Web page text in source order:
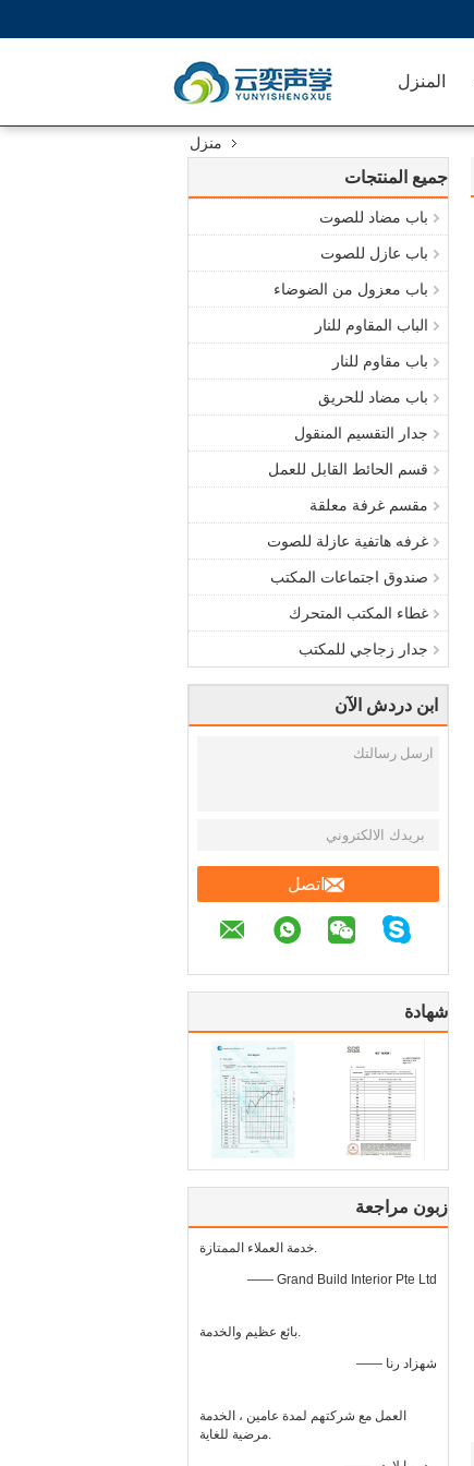
المنزل
منزل
جميع المنتجات
باب مضاد للصوت
باب عازل للصوت
باب معزول من الضوضاء
الباب المقاوم للنار
باب مقاوم للنار
باب مضاد للحريق
جدار التقسيم المنقول
قسم الحائط القابل للعمل
مقسم غرفة معلقة
غرفه هاتفية عازلة للصوت
صندوق اجتماعات المكتب
غطاء المكتب المتحرك
جدار زجاجي للمكتب
ابن دردش الآن
اتصل
شهادة
زبون مراجعة
خدمة العملاء الممتازة.
—— Grand Build Interior Pte Ltd
بائع عظيم والخدمة.
—— شهزاد رنا
العمل مع شركتهم لمدة عامين ، الخدمة
مرضية للغاية.